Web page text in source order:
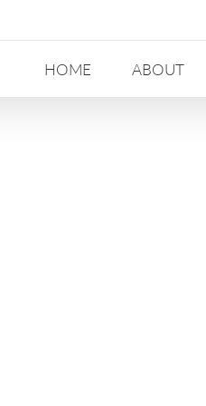
HOME ABOUT